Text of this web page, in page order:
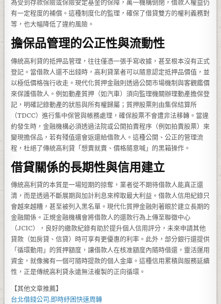
為受到存款保險或保險安定基金的保障，萬一機構倒閉，借款人權益仍
有一定程度的補償。這種制度化的監理，確保了借貸雙方的權利義務對
等，也大幅降低了違約風險。
擔保品管理的公正性與流動性
傳統高利貸的抵押品管理，往往僅憑一張手寫收據，甚至根本沒有正式
登記。當借款人還不出錢時，高利貸業者可以隨意認定抵押品價值，並
以極低價格強行收走。現代化質押金融則透過公開市場機制與客觀鑑價
來保護借款人。例如動產質押（如汽車）須向監理機關辦理動產擔保登
記，明確記錄動產的狀態與所有權歸屬；質押股票則由集保結算所
（TDCC）進行集中保管與帳務處理，確保股票不會遭非法移轉。當違
約發生時，金融機構必須透過法院或公開拍賣程序（例如拍賣股票）來
變現擔保品，若有殘值還會返還給借款人。這種公開、公正的管理流
程，杜絕了傳統高利貸「想賣就賣、價格隨意喊」的黑箱操作。
借貸關係的長期性與信用建立
傳統高利貸的本質是一場短期的掠奪，業者從不期待借款人能真正還
清，而是透過不斷展期與加計利息來榨取最大利益。借款人信用紀錄只
會越來越糟，甚至被列入黑名單。現代化質押金融則著眼於建立長期的
金融關係。正規金融機構會將借款人的還款行為上傳至聯徵中心
（JCIC），良好的繳款紀錄有助於提升個人信用評分，未來申請其他
貸款（如房貸、信貸）時可享有更優惠的利率。此外，部分銀行還提供
「循環動用」的質押額度，讓借款人在核准額度內隨時借還，靈活運用
資金，就像擁有一個可隨時提款的個人金庫。這種信用累積與服務延續
性，正是傳統高利貸永遠無法複製的正向循環。
【其他文章推薦】
台北借錢公司,即時紓困快速周轉